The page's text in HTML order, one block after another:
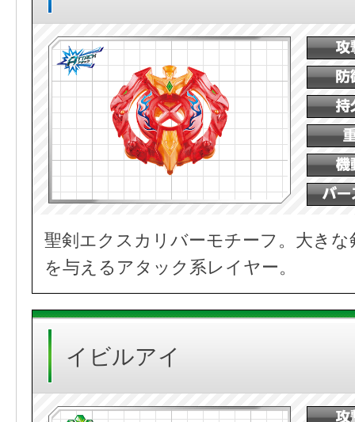
聖剣エクスカリバーモチーフ。大き
を与えるアタック系レイヤー。
イビルアイ